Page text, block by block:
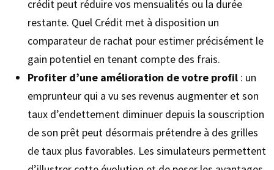
crédit peut réduire vos mensualités ou la durée
restante. Quel Crédit met à disposition un
comparateur de rachat pour estimer précisément le
gain potentiel en tenant compte des frais.
Profiter d’une amélioration de votre profil: un
emprunteur qui a vu ses revenus augmenter et son
taux d’endettement diminuer depuis la souscription
de son prêt peut désormais prétendre à des grilles
de taux plus favorables. Les simulateurs permettent